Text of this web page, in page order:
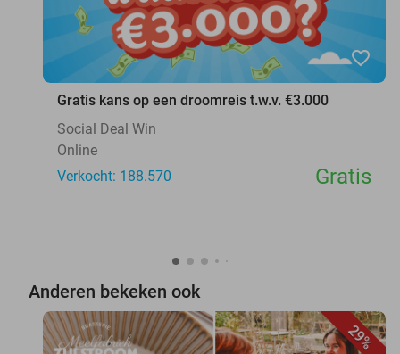
favorite_border
Gratis kans op een droomreis t.w.v. €3.000
Social Deal Win
Online
Verkocht: 188.570
Gratis
Anderen bekeken ook
29%